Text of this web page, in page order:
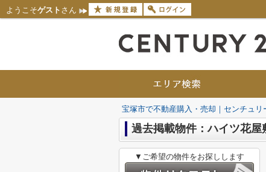
ようこそゲスト さん
宝塚市で不動産購入・売却｜センチュリ
過去掲載物件：ハイツ花屋
▼ご希望の物件をお探しします